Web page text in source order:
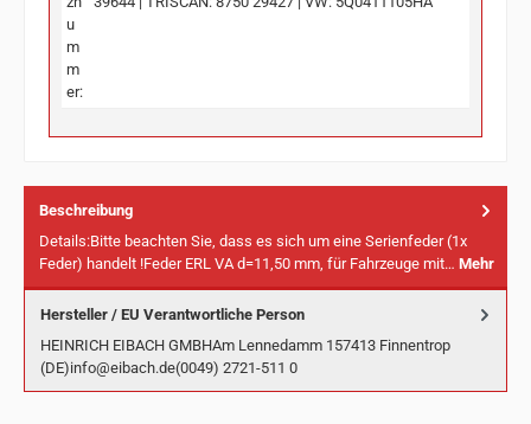
u
m
m
er:
Beschreibung
Details:Bitte beachten Sie, dass es sich um eine Serienfeder (1x
Feder) handelt !Feder ERL VA d=11,50 mm, für Fahrzeuge mit… Mehr
Hersteller / EU Verantwortliche Person
HEINRICH EIBACH GMBHAm Lennedamm 157413 Finnentrop
(DE)info@eibach.de(0049) 2721-511 0